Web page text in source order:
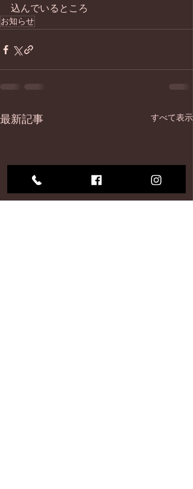
込んでいるところ
お知らせ
最新記事 すべて表示